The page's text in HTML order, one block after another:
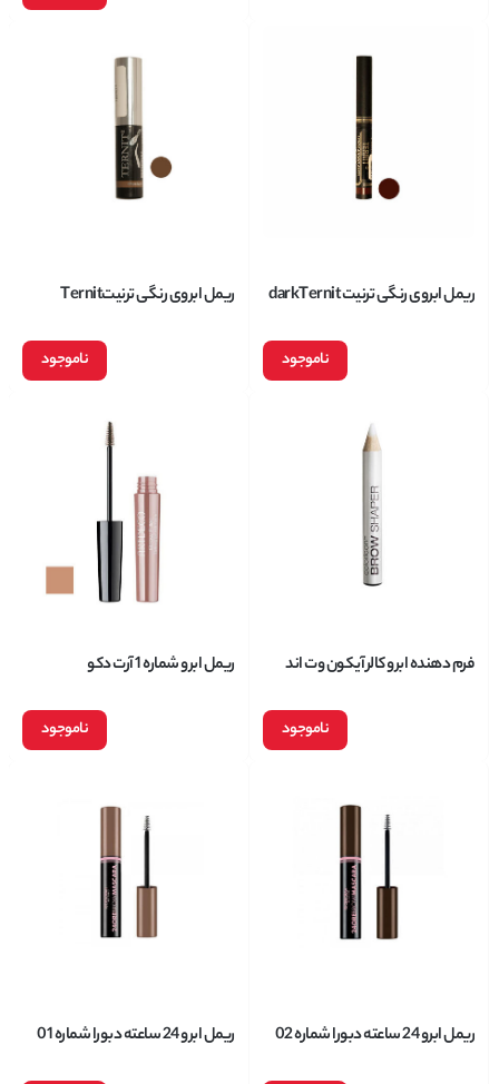
ریمل ابروی رنگی ترنیت darkTernit
ناموجود
ریمل ابروی رنگی ترنیتTernit
ناموجود
فرم دهنده ابرو کالر آیکون وت اند
ناموجود
ریمل ابرو شماره 1 آرت دکو
ناموجود
ریمل ابرو 24 ساعته دبورا شماره 02
ریمل ابرو 24 ساعته دبورا شماره 01